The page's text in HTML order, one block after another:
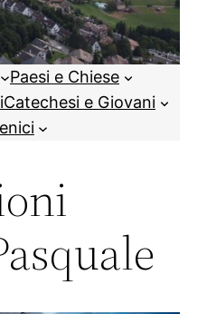
Paesi e Chiese
Catechesi e Giovani